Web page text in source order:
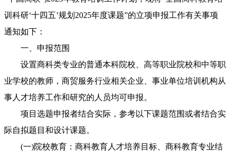
训科研‘十四五’规划2025年度课题”的立项申报工作有关事项
通知如下：
一、申报范围
设置商科类专业的普通本科院校、高等职业院校和中等职
业学校的教师，商贸服务行业相关企业、事业单位培训机构从
事人才培养工作和研究的人员均可申报。
项目选题申报者结合实际，参考以下课题范围或者结合实
际自拟题目和设计课题。
(一)院校教育：商科教育人才培养目标、商科教育专业结